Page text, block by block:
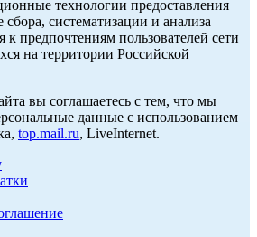
технологии предоставления
систематизации и анализа
к предпочтениям пользователей сети
на территории Российской
вы соглашаетесь с тем, что мы
данные с использованием
top.mail.ru, LiveInternet.